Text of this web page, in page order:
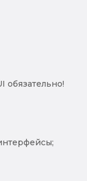
обязательно!